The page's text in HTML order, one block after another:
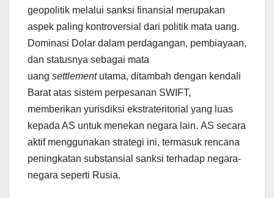
geopolitik melalui sanksi finansial merupakan
aspek paling kontroversial dari politik mata uang.
Dominasi Dolar dalam perdagangan, pembiayaan,
dan statusnya sebagai mata
uang settlementutama, ditambah dengan kendali
Barat atas sistem perpesanan SWIFT,
memberikan yurisdiksi ekstrateritorial yang luas
kepada AS untuk menekan negara lain. AS secara
aktif menggunakan strategi ini, termasuk rencana
peningkatan substansial sanksi terhadap negara-
negara seperti Rusia.